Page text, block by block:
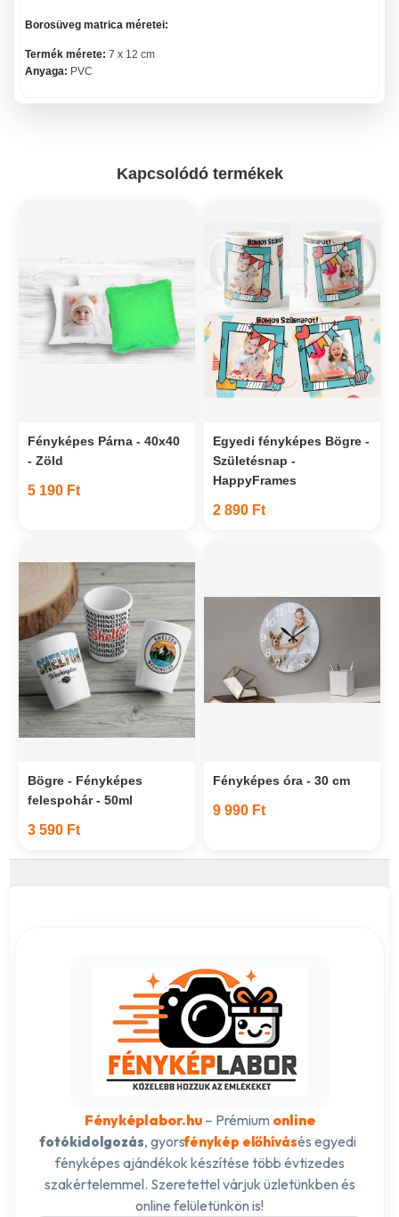
Borosüveg matrica méretei:
Termék mérete: 7 x 12 cm
Anyaga: PVC
Kapcsolódó termékek
Fényképes Párna - 40x40
- Zöld
5 190 Ft
Egyedi fényképes Bögre -
Születésnap -
HappyFrames
2 890 Ft
Bögre - Fényképes
felespohár - 50ml
3 590 Ft
Fényképes óra - 30 cm
9 990 Ft
Fényképlabor.hu– Prémium online
fotókidolgozás, gyorsfénykép előhívásés egyedi
fényképes ajándékok készítése több évtizedes
szakértelemmel. Szeretettel várjuk üzletünkben és
online felületünkön is!